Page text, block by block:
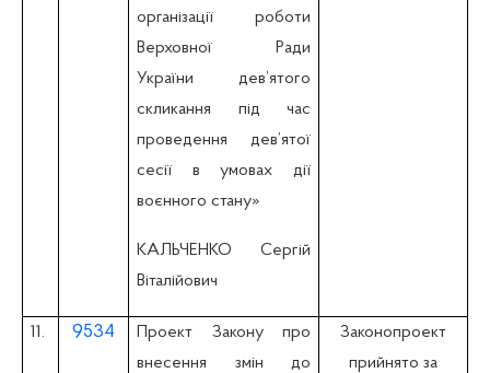
організації роботи
Верховної Ради
України дев’ятого
скликання під час
проведення дев’ятої
сесії в умовах дії
воєнного стану»
КАЛЬЧЕНКО Сергій
Віталійович
11. 9534
Проект Закону про
внесення змін до
Законопроект
прийнято за